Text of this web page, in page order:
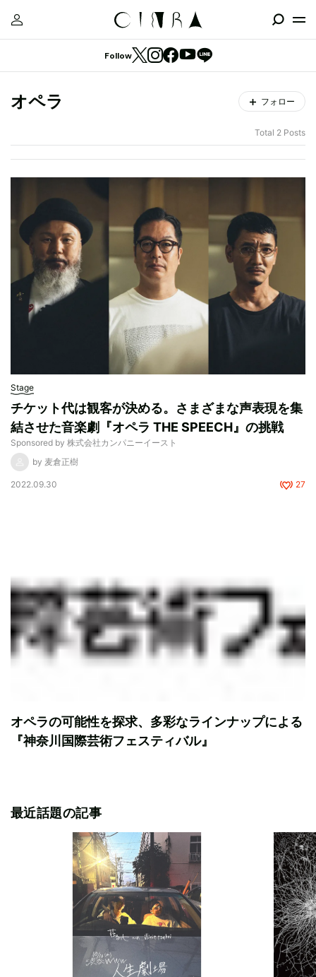
Follow
オペラ フォロー
Total 2 Posts
Stage
チケット代は観客が決める。さまざまな声表現を集
結させた音楽劇『オペラ THE SPEECH』の挑戦
Sponsored by 株式会社カンパニーイースト
by 麦倉正樹
2022.09.30 27
オペラの可能性を探求、多彩なラインナップによる
『神奈川国際芸術フェスティバル』
最近話題の記事